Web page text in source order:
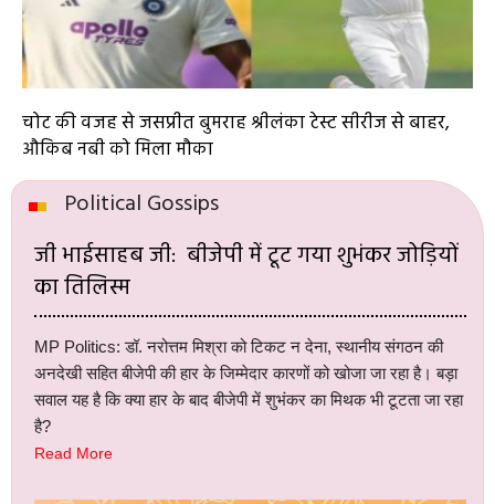
चोट की वजह से जसप्रीत बुमराह श्रीलंका टेस्ट सीरीज से बाहर,
औकिब नबी को मिला मौका
Political Gossips
जी भाईसाहब जी: बीजेपी में टूट गया शुभंकर जोड़ियों
का तिलिस्म
MP Politics: डॉ. नरोत्तम मिश्रा को टिकट न देना, स्थानीय संगठन की
अनदेखी सहित बीजेपी की हार के जिम्मेदार कारणों को खोजा जा रहा है। बड़ा
सवाल यह है कि क्या हार के बाद बीजेपी में शुभंकर का मिथक भी टूटता जा रहा
है?
Read More